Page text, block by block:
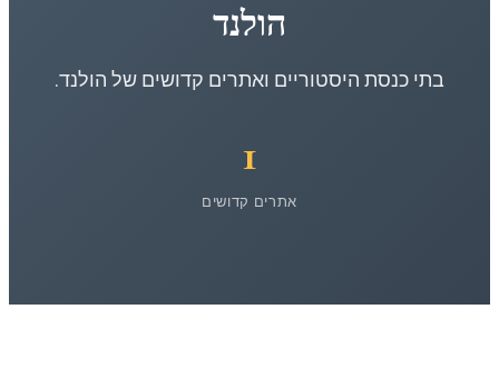
הולנד
בתי כנסת היסטוריים ואתרים קדושים של הולנד.
אתרים קדושים